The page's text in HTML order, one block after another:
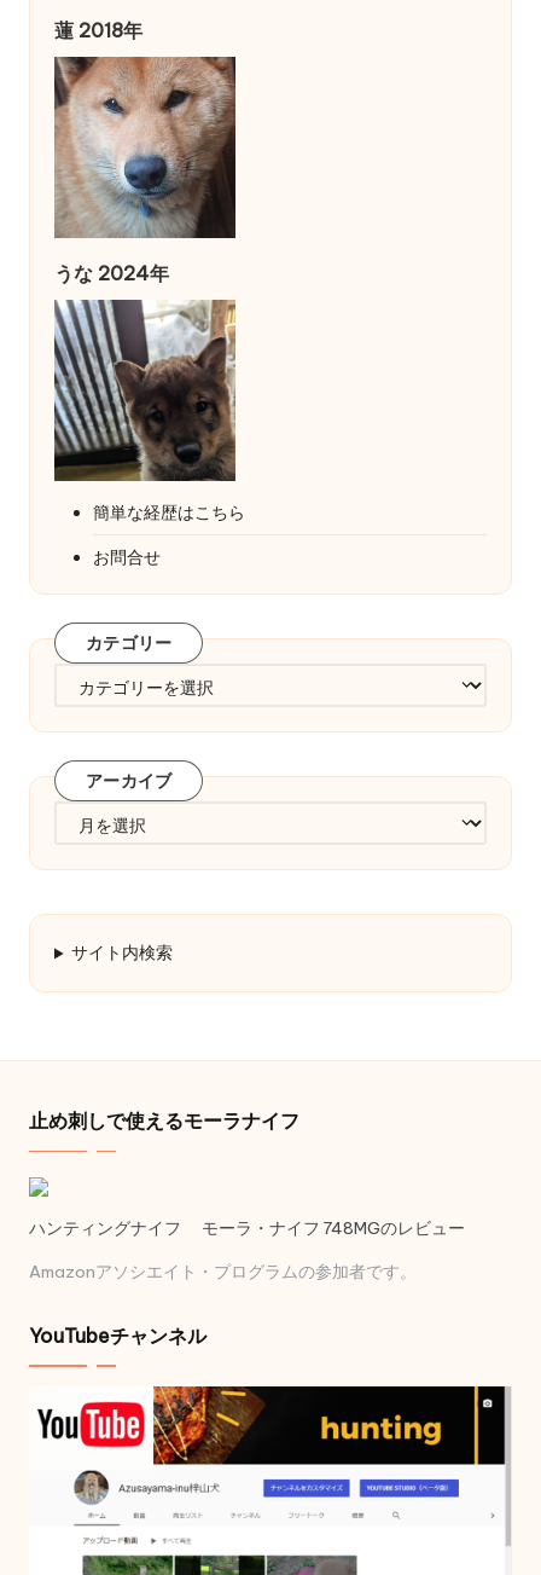
蓮 2018年
うな 2024年
簡単な経歴はこちら
お問合せ
カテゴリー
ゴ
リ
ー
アーカイブ
カ
サイト内検索
止め刺しで使えるモーラナイフ
ハンティングナイフ モーラ・ナイフ 748MGのレビュー
Amazonアソシエイト・プログラムの参加者です。
YouTubeチャンネル